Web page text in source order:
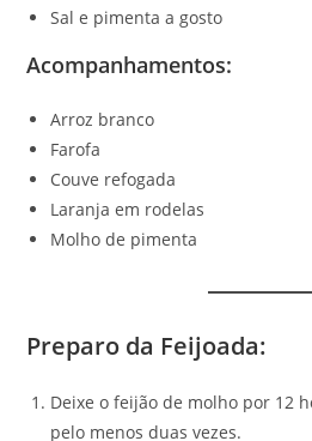
Sal e pimenta a gosto
Acompanhamentos:
Arroz branco
Farofa
Couve refogada
Laranja em rodelas
Molho de pimenta
Preparo da Feijoada:
Deixe o feijão de molho por 12
pelo menos duas vezes.